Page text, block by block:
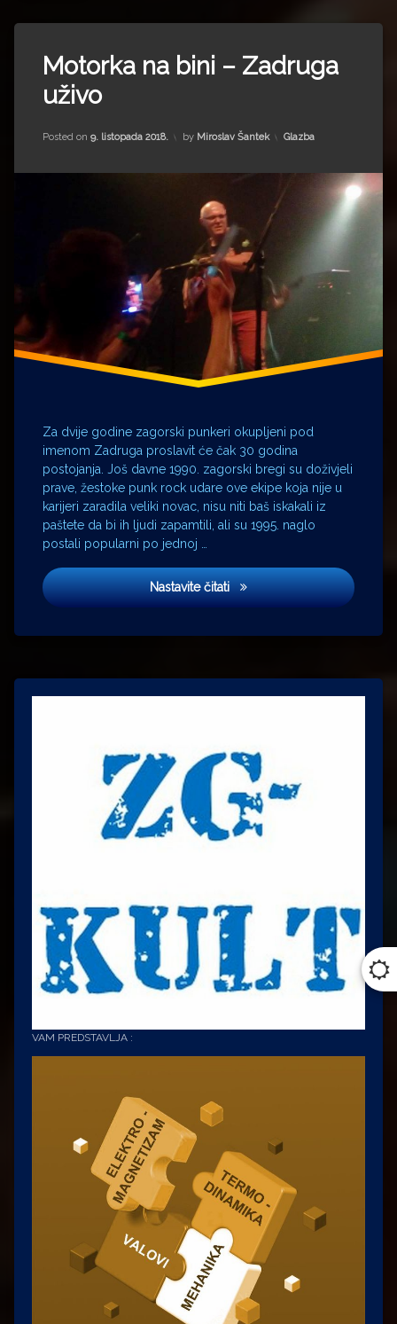
Matea Andrić
Ljiljana Lekanić-Kljaić
Željko Krznarić
Motorka na bini – Zadruga
uživo
Posted on 9. listopada 2018. by Miroslav Šantek Kategorije:
Glazba
Za dvije godine zagorski punkeri okupljeni pod
imenom Zadruga proslavit će čak 30 godina
postojanja. Još davne 1990. zagorski bregi su doživjeli
prave, žestoke punk rock udare ove ekipe koja nije u
karijeri zaradila veliki novac, nisu niti baš iskakali iz
paštete da bi ih ljudi zapamtili, ali su 1995. naglo
postali popularni po jednoj …
Nastavite čitatiMotorka na bini – Zadruga
Vintage
Industrial
Bar
Zagreb
VAM PREDSTAVLJA :